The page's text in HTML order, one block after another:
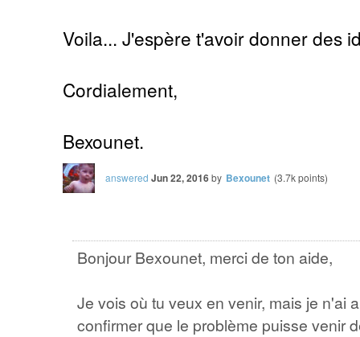
Voila... J'espère t'avoir donner des
Cordialement,
Bexounet.
answered Jun 22, 2016by Bexounet (3.7kpoints)
Bonjour Bexounet, merci de ton aide,
Je vois où tu veux en venir, mais je n'ai
confirmer que le problème puisse venir